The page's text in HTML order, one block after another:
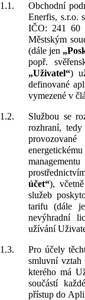
1.1.
Obchodní
Enerfis, s.r.o.
IČO: 241 60
Městským
(dále jen
popř.
„Uživatel“)
definované
vymezené v
1.2.
Službou se
rozhraní,
účet“),
služeb
tarifu (dále
nevýhradní
užívání
1.3.
Pro účely
smluvní vztah
kterého má
součástí
přístup do